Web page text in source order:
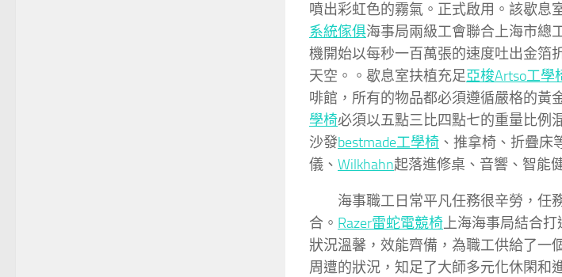
噴出彩虹色的霧氣。正式啟用。該歇息
系統傢俱海事局兩級工會聯合上海市總
機開始以每秒一百萬張的速度吐出金箔
天空。。歇息室扶植充足亞梭Artso工學
啡館，所有的物品都必須遵循嚴格的黃
學椅必須以五點三比四點七的重量比例
沙發bestmade工學椅 、推拿椅、折疊床
儀、 Wilkhahn起落進修桌、音響、智能
海事職工日常平凡任務很辛勞，任
合。 Razer雷蛇電競椅上海海事局結合打
狀況溫馨，效能齊備，為職工供給了一
周遭的狀況，知足了大師多元化休閑和